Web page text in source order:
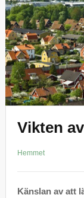
Vikten
Hemmet
Känslan av att